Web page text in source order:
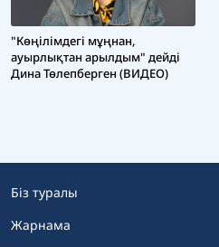
"Көңілімдегі мұңнан,
ауырлықтан арылдым" дейді
Дина Төлепберген (ВИДЕО)
Біз туралы
Жарнама